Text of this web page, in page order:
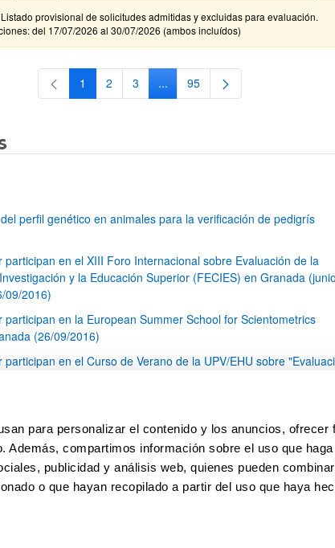
para personalizar el contenido y los anuncios, ofrecer
Además, compartimos información sobre el uso que
publicidad y análisis web, quienes pueden
o que hayan recopilado a partir del uso que haya
provisional de solicitudes admitidas y excluidas para evaluación.
del 17/07/2026 al 30/07/2026 (ambos incluídos)
Página
1 Página
2 Página
3 ...Páginas intermedias Use TAB
Página
95
perfil genético en animales para la verificación de pedigrís
participan en el XIII Foro Internacional sobre Evaluación de la
y la Educación Superior (FECIES) en Granada
09/2016)
participan en la European Summer School for Scientometrics
(26/09/2016)
participan en el Curso de Verano de la UPV/EHU sobre
Secuenciación y Genotipado de los Servicios Generales de
(19/09/2016)
Página
1 ...Páginas intermedias Use TAB para desplazarse.
Página
21 Página
22 Página
23 ...Páginas intermedias Use
Página
79